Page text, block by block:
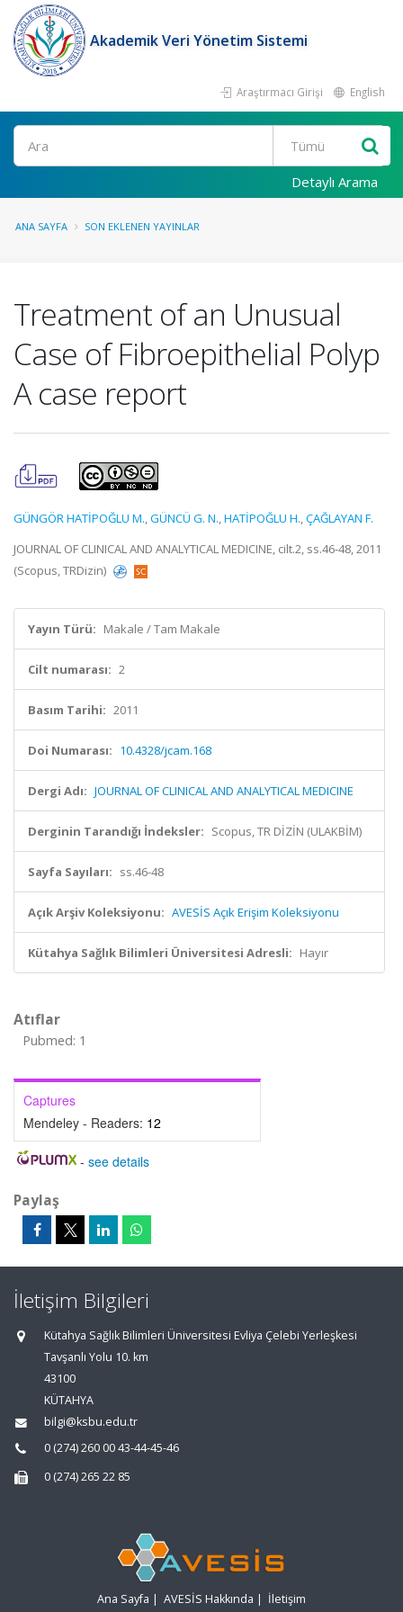
Akademik Veri Yönetim Sistemi
Araştırmacı Girişi English
Ara
Detaylı Arama
ANA SAYFA SON EKLENEN YAYINLAR
Treatment of an Unusual
Case of Fibroepithelial Polyp
A case report
GÜNGÖR HATİPOĞLU M.,GÜNCÜ G. N.,HATİPOĞLU H.,ÇAĞLAYAN F.
JOURNAL OF CLINICAL AND ANALYTICAL MEDICINE, cilt.2, ss.46-48, 2011
(Scopus, TRDizin)
Yayın Türü: Makale / Tam Makale
Cilt numarası: 2
Basım Tarihi: 2011
Doi Numarası: 10.4328/jcam.168
Dergi Adı: JOURNAL OF CLINICAL AND ANALYTICAL MEDICINE
Derginin Tarandığı İndeksler: Scopus, TR DİZİN (ULAKBİM)
Sayfa Sayıları: ss.46-48
Açık Arşiv Koleksiyonu: AVESİS Açık Erişim Koleksiyonu
Kütahya Sağlık Bilimleri Üniversitesi Adresli: Hayır
Atıflar
Pubmed: 1
Captures
Mendeley - Readers: 12
- see details
Paylaş
İletişim Bilgileri
Kütahya Sağlık Bilimleri Üniversitesi Evliya Çelebi Yerleşkesi
Tavşanlı Yolu 10. km
43100
KÜTAHYA
bilgi@ksbu.edu.tr
0 (274) 260 00 43-44-45-46
0 (274) 265 22 85
Ana Sayfa | AVESİS Hakkında | İletişim